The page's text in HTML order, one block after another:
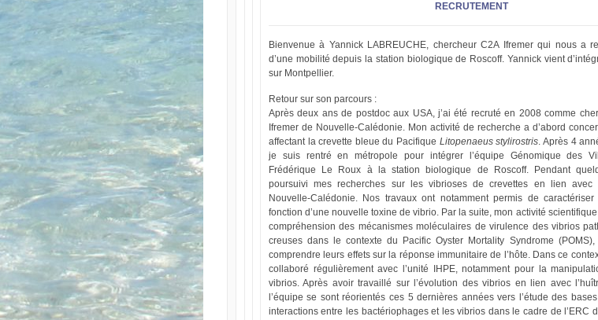
RECRUTEMENT
Bienvenue à Yannick LABREUCHE, chercheur C2A Ifremer qui nous a
d’une mobilité depuis la station biologique de Roscoff. Yannick vient
sur Montpellier.
Retour sur son parcours :
Après deux ans de postdoc aux USA, j’ai été recruté en 2008 comme
Ifremer de Nouvelle-Calédonie. Mon activité de recherche a d’abord
affectant la crevette bleue du Pacifique Litopenaeus stylirostris. Après 4
je suis rentré en métropole pour intégrer l’équipe Génomique des
Frédérique Le Roux à la station biologique de Roscoff. Pendant
poursuivi mes recherches sur les vibrioses de crevettes en lien avec
Nouvelle-Calédonie. Nos travaux ont notamment permis de
fonction d’une nouvelle toxine de vibrio. Par la suite, mon activité scientifique
compréhension des mécanismes moléculaires de virulence des vibrios
creuses dans le contexte du Pacific Oyster Mortality Syndrome (POMS),
comprendre leurs effets sur la réponse immunitaire de l’hôte. Dans ce
collaboré régulièrement avec l’unité IHPE, notamment pour la
vibrios. Après avoir travaillé sur l’évolution des vibrios en lien avec
l’équipe se sont réorientés ces 5 dernières années vers l’étude des
interactions entre les bactériophages et les vibrios dans le cadre de l’ERC